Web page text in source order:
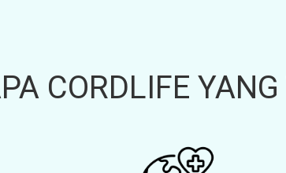
CORDLIFE YANG